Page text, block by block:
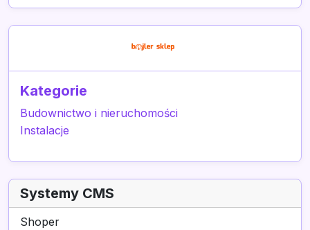
Kategorie
Budownictwo i nieruchomości
Instalacje
Systemy CMS
Shoper